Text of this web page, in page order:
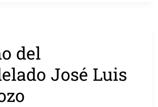
del
José Luis